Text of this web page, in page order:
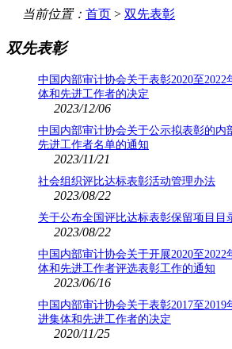
当前位置： 首页 > 双先表彰
双先表彰
中国内部审计协会关于表彰2020至2022
体和先进工作者的决定
2023/12/06
中国内部审计协会关于公示拟表彰的内
先进工作者名单的通知
2023/11/21
社会组织评比达标表彰活动管理办法
2023/08/22
关于公布全国评比达标表彰保留项目目
2023/08/22
中国内部审计协会关于开展2020至2022
体和先进工作者评选表彰工作的通知
2023/06/16
中国内部审计协会关于表彰2017至2019
进集体和先进工作者的决定
2020/11/25